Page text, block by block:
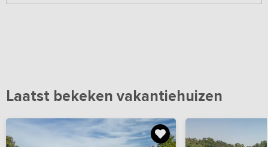
Laatst bekeken vakantiehuizen